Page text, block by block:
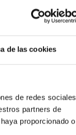
de las cookies
de redes sociales
partners de
proporcionado o